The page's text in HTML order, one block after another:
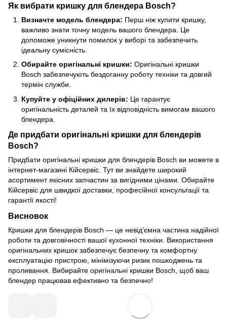
Як вибрати кришку для блендера Bosch?
Визначте модель блендера: Перш ніж купити кришку,
важливо знати точну модель вашого блендера. Це
допоможе уникнути помилок у виборі та забезпечить
ідеальну сумісність.
Обирайте оригінальні кришки: Оригінальні кришки
Bosch забезпечують бездоганну роботу техніки та довгий
термін служби.
Купуйте у офіційних дилерів: Це гарантує
оригінальність деталей та їх відповідність вимогам вашого
блендера.
Де придбати оригінальні кришки для блендерів
Bosch?
Придбати оригінальні кришки для блендерів Bosch ви можете в
інтернет-магазині Кійсервіс. Тут ви знайдете широкий
асортимент якісних запчастин за вигідними цінами. Обирайте
Кійсервіс для швидкої доставки, професійної консультації та
гарантії якості!
Висновок
Кришки для блендерів Bosch — це невід'ємна частина надійної
роботи та довговічності вашої кухонної техніки. Використання
оригінальних кришок забезпечує безпечну та комфортну
експлуатацію пристрою, мінімізуючи ризик пошкоджень та
проливання. Вибирайте оригінальні кришки Bosch, щоб ваш
блендер працював ефективно та безпечно!